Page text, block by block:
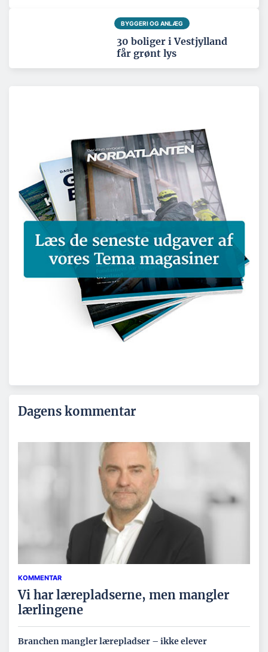
BYGGERI OG ANLÆG
30 boliger i Vestjylland
får grønt lys
Dagens kommentar
KOMMENTAR
Vi har lærepladserne, men mangler
lærlingene
Branchen mangler lærepladser – ikke elever